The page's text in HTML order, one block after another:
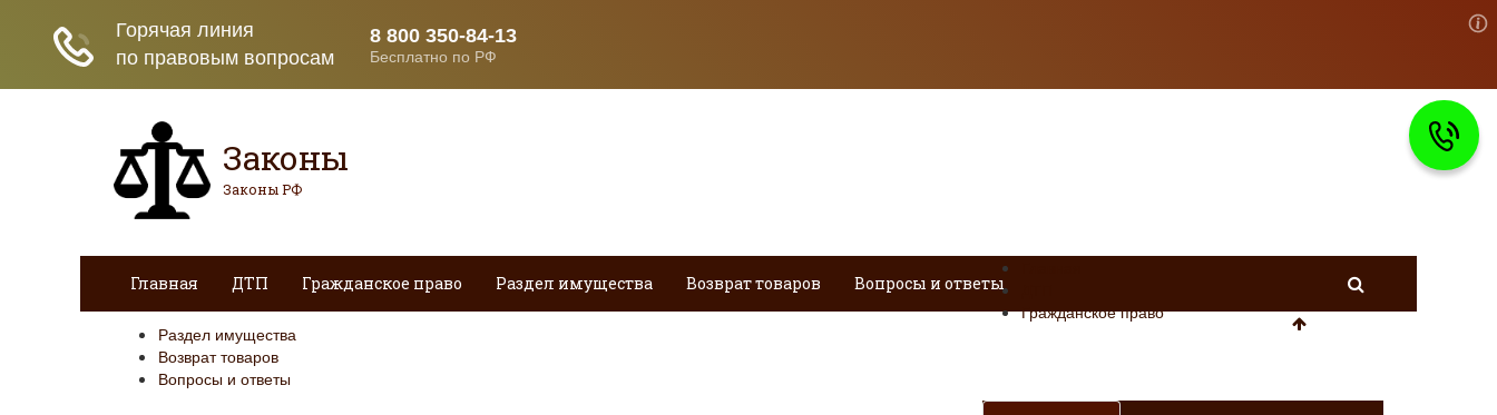
Законы
Законы РФ
Главная ДТП Гражданское право Раздел имущества Возврат товаров Вопросы и ответы
Гражданское право
Раздел имущества
Возврат товаров
Вопросы и ответы